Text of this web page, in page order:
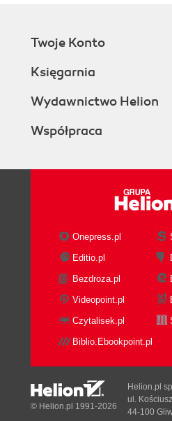
Twoje Konto
Księgarnia
Wydawnictwo Helion
Współpraca
Onepress.pl
Editio.pl
Bezdroza.pl
Videopoint.pl
Czytalisek.pl
Biblio.Ebookpoint.pl
© Helion.pl 1991-2026
Helion.pl
ul.
44-100